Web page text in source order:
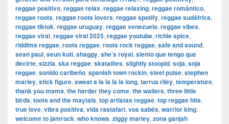
reggae positivo, reggae relax, reggae relaxing, reggae romántico,
reggae roots, reggae roots lovers, reggae spotify, reggae sudáfrica,
reggae tiktok, reggae uruguay, reggae venezuela, reggae vibes,
reggae viral, reggae viral 2025, reggae youtube, richie spice,
riddims reggae, roots reggae, roots rock reggae, safe and sound,
sean paul, seun kuti, shaggy, she’s royal, siento que tengo que
decirte, sizzla, ska reggae, skatalites, slightly stoopid, soja, soja
reggae, sonido caribeño, spanish town rockin, steel pulse, stephen
marley, stick figure, sweat a la la la la long, tarrus riley, temperature,
thank you mama, the harder they come, the wailers, three little
birds, toots and the maytals, top artistas reggae, top reggae hits,
true love, vibra positiva, vida rastafari, vos sabés, warrior king,
welcome to jamrock, who knows, ziggy marley, zona ganjah